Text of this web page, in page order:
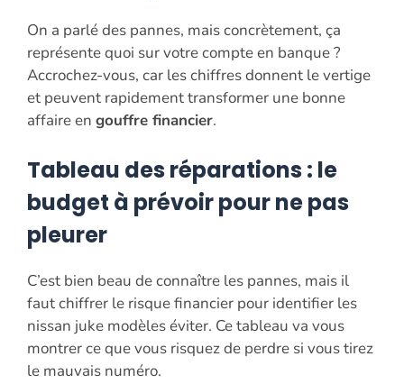
On a parlé des pannes, mais concrètement, ça
représente quoi sur votre compte en banque ?
Accrochez-vous, car les chiffres donnent le vertige
et peuvent rapidement transformer une bonne
affaire en gouffre financier.
Tableau des réparations : le
budget à prévoir pour ne pas
pleurer
C’est bien beau de connaître les pannes, mais il
faut chiffrer le risque financier pour identifier les
nissan juke modèles éviter. Ce tableau va vous
montrer ce que vous risquez de perdre si vous tirez
le mauvais numéro.